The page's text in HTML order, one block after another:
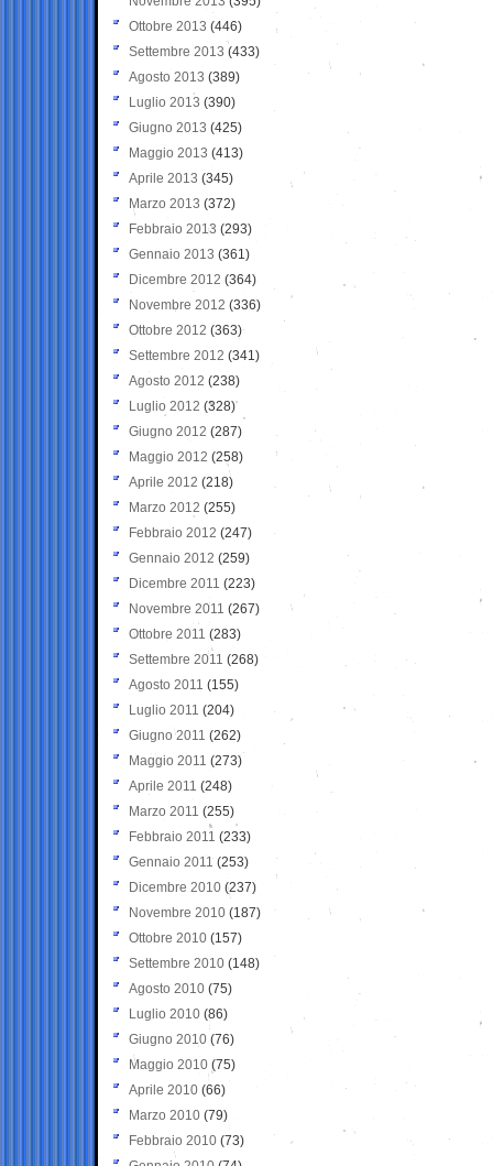
Ottobre 2013 (446)
Settembre 2013 (433)
Agosto 2013 (389)
Luglio 2013 (390)
Giugno 2013 (425)
Maggio 2013 (413)
Aprile 2013 (345)
Marzo 2013 (372)
Febbraio 2013 (293)
Gennaio 2013 (361)
Dicembre 2012 (364)
Novembre 2012 (336)
Ottobre 2012 (363)
Settembre 2012 (341)
Agosto 2012 (238)
Luglio 2012 (328)
Giugno 2012 (287)
Maggio 2012 (258)
Aprile 2012 (218)
Marzo 2012 (255)
Febbraio 2012 (247)
Gennaio 2012 (259)
Dicembre 2011 (223)
Novembre 2011 (267)
Ottobre 2011 (283)
Settembre 2011 (268)
Agosto 2011 (155)
Luglio 2011 (204)
Giugno 2011 (262)
Maggio 2011 (273)
Aprile 2011 (248)
Marzo 2011 (255)
Febbraio 2011 (233)
Gennaio 2011 (253)
Dicembre 2010 (237)
Novembre 2010 (187)
Ottobre 2010 (157)
Settembre 2010 (148)
Agosto 2010 (75)
Luglio 2010 (86)
Giugno 2010 (76)
Maggio 2010 (75)
Aprile 2010 (66)
Marzo 2010 (79)
Febbraio 2010 (73)